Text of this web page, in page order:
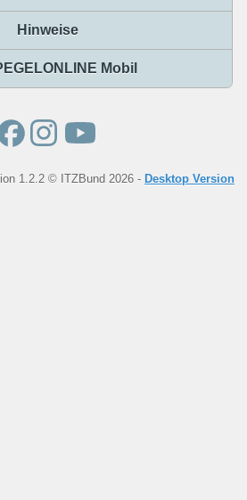
Hinweise
Mobil
1.2.2 © ITZBund 2026 - Desktop Version